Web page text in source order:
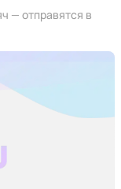
— отправятся в